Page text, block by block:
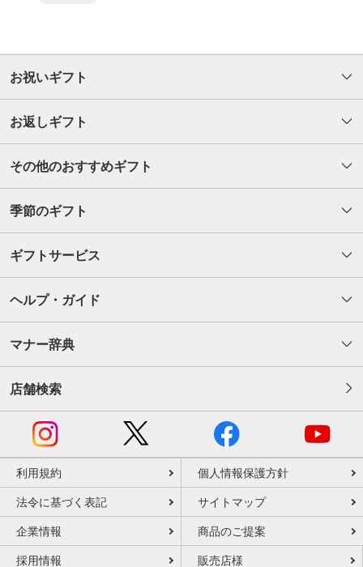
お祝いギフト
お返しギフト
その他のおすすめギフト
季節のギフト
ギフトサービス
ヘルプ・ガイド
マナー辞典
店舗検索
利用規約 個人情報保護方針
法令に基づく表記 サイトマップ
企業情報 商品のご提案
採用情報 販売店様